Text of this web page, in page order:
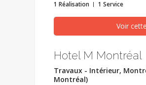
1 Réalisation 1 Service
Voir
Hotel M Montréal
Travaux - Intérieur,
Montréal)